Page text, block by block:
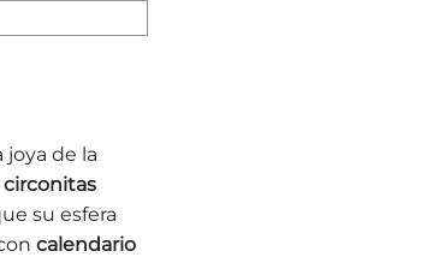
joya de la
circonitas
su esfera
calendario